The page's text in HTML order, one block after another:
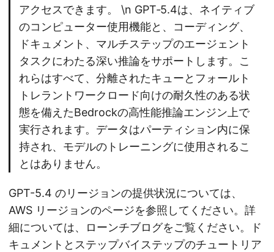
アクセスできます。 \n GPT‑5.4は、ネイティブ
のコンピューター使用機能と、コーディング、
ドキュメント、マルチステップのエージェント
タスクにわたる深い推論をサポートします。こ
れらはすべて、分離されたキューとフォールト
トレラントワークロード向けの耐久性のある状
態を備えたBedrockの高性能推論エンジン上で
実行されます。データはパーティション内に保
持され、モデルのトレーニングに使用されるこ
とはありません。
GPT-5.4 のリージョンの提供状況については、
AWS リージョンのページを参照してください。詳
細については、ローンチブログをご覧ください。ド
キュメントとステップバイステップのチュートリア